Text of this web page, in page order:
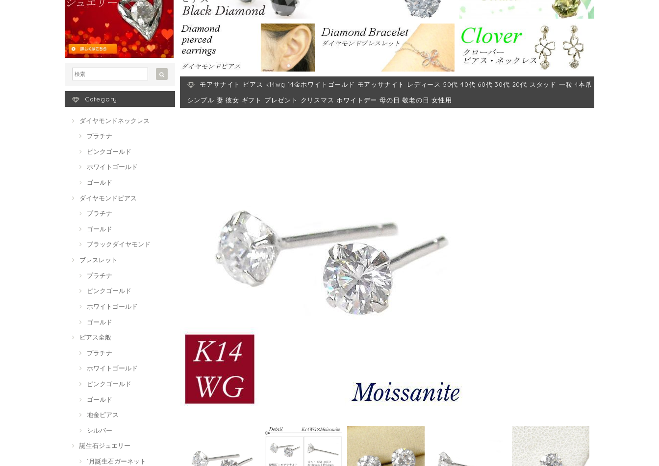
Category
ダイヤモンドネックレス
プラチナ
ピンクゴールド
ホワイトゴールド
ゴールド
ダイヤモンドピアス
プラチナ
ゴールド
ブラックダイヤモンド
ブレスレット
プラチナ
ピンクゴールド
ホワイトゴールド
ゴールド
ピアス全般
プラチナ
ホワイトゴールド
ピンクゴールド
ゴールド
地金ピアス
シルバー
誕生石ジュエリー
1月誕生石ガーネット
モアサナイト ピアス k14wg 14金ホワイトゴールド モアッサナイト レディース 50代 40代 60代 30代 20代 スタッド 一粒 4本爪
シンプル 妻 彼女 ギフト プレゼント クリスマス ホワイトデー 母の日 敬老の日 女性用